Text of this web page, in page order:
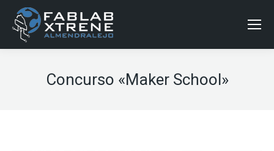
Concurso «Maker School»